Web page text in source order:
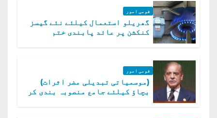
قومی امور
گھریلو استعمال کیلئے نئے گیسز
کنکشن پر عائد پابندی ختم
قومی امور
(موسمیاتی تبدیلی مضر اثرات)
بچاؤ کیلئے جامع منصوبہ بندی کر